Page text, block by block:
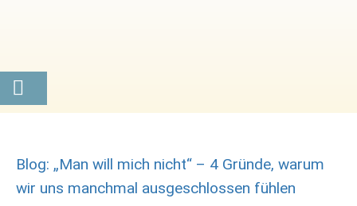
Blog: „Man will mich nicht“ – 4 Gründe, warum
wir uns manchmal ausgeschlossen fühlen